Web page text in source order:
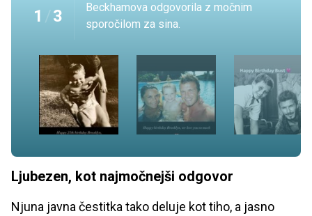
1 /3
Beckhamova odgovorila z močnim
sporočilom za sina.
Ljubezen, kot najmočnejši odgovor
Njuna javna čestitka tako deluje kot tiho, a jasno